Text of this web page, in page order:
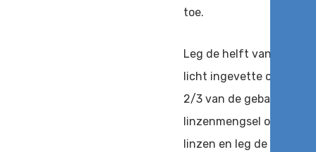
toe.
Leg de helft van de
licht ingevette
2/3 van de gebakken ui
linzenmengsel op de
linzen en leg de